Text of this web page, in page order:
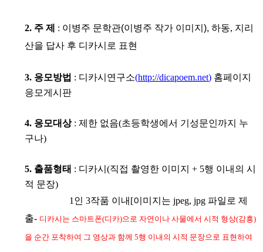
2. 주 제 : 이병주 문학관(이병주 작가 이미지),하동, 지리
산을 답사 후 디카시로 표현
3. 응모방법 : 디카시연구소(http://dicapoem.net) 홈페이지
응모게시판
4. 응모대상 :제한 없음(초등학생에서 기성문인까지 누
구나)
5. 출품형태 : 디카시(직접 촬영한 이미지+ 5행 이내의 시
적 문장)
1 인3작품 이내[이미지는jpeg, jpg 파일로 제
출- 디카시는 스마트폰(디카)으로 자연이나 사물에서 시적 형상(감흥)
을 순간 포착하여 그 영상과 함께 5행 이내의 시적 문장으로 표현하여